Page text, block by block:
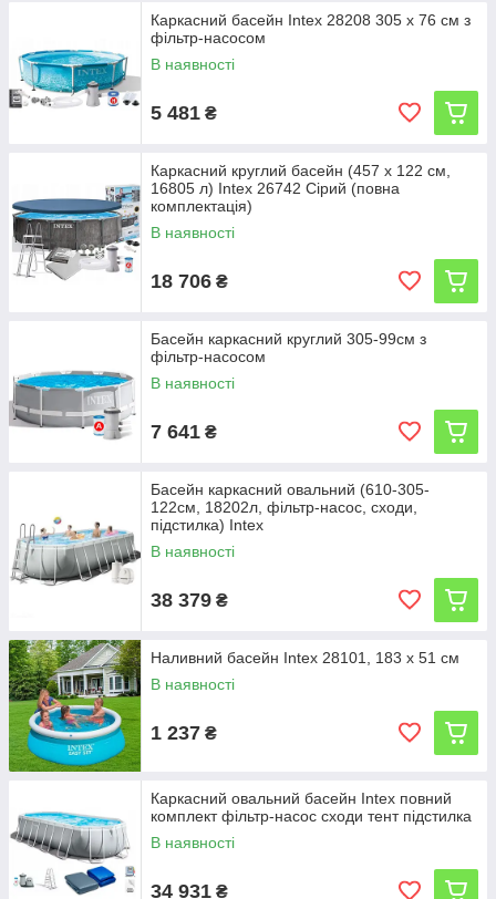
Каркасний басейн Intex 28208 305 x 76 см з
фільтр-насосом
В наявності
5 481 ₴
Каркасний круглий басейн (457 x 122 см,
16805 л) Intex 26742 Сірий (повна
комплектація)
В наявності
18 706 ₴
Басейн каркасний круглий 305-99см з
фільтр-насосом
В наявності
7 641 ₴
Басейн каркасний овальний (610-305-
122см, 18202л, фільтр-насос, сходи,
підстилка) Intex
В наявності
38 379 ₴
Наливний басейн Intex 28101, 183 х 51 см
В наявності
1 237 ₴
Каркасний овальний басейн Intex повний
комплект фільтр-насос сходи тент підстилка
В наявності
34 931 ₴